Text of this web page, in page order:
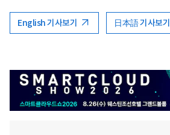
English 기사보기 日本語 기사보기